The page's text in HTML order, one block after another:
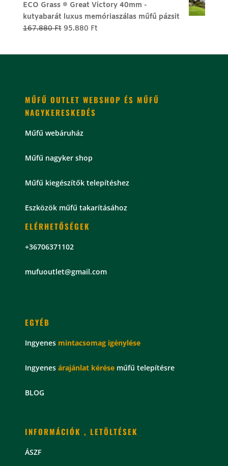
is:
ECO Grass ® Great Victory 40mm -
kutyabarát luxus memóriaszálas műfű pázsit
167.880Ft Original
95.880 FtCurrent
MŰFŰ OUTLET WEBSHOP ÉS MŰFŰ
NAGYKERESKEDÉS
Műfű webáruház
Műfű nagyker shop
Műfű kiegészítők telepítéshez
Eszközök műfű takarításához
ELÉRHETŐSÉGEK
+36706371102
mufuoutlet@gmail.com
EGYÉB
Ingyenes mintacsomag igénylése
Ingyenes árajánlat kérése műfű telepítésre
BLOG
INFORMÁCIÓK , LETÖLTÉSEK
ÁSZF